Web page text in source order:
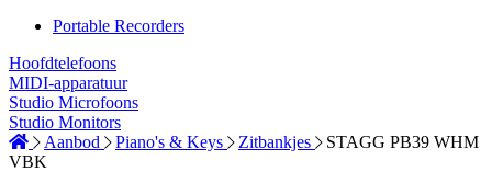
Portable Recorders
Hoofdtelefoons
MIDI-apparatuur
Studio Microfoons
Studio Monitors
Aanbod
Piano's & Keys Zitbankjes
STAGG PB39 WHM
VBK